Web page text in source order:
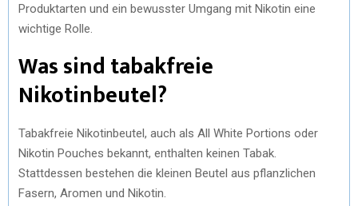
Produktarten und ein bewusster Umgang mit Nikotin eine
wichtige Rolle.
Was sind tabakfreie
Nikotinbeutel?
Tabakfreie Nikotinbeutel, auch als All White Portions oder
Nikotin Pouches bekannt, enthalten keinen Tabak.
Stattdessen bestehen die kleinen Beutel aus pflanzlichen
Fasern, Aromen und Nikotin.